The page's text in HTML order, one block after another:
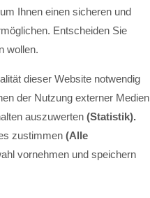
Ihnen einen sicheren und
Entscheiden Sie
wollen.
dieser Website notwendig
der Nutzung externer Medien
auszuwerten (Statistik).
zustimmen (Alle
vornehmen und speichern